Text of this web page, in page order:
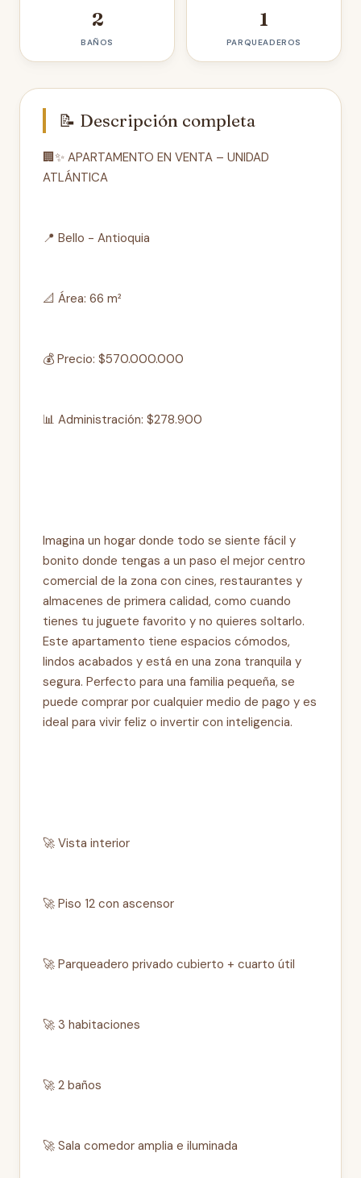
2
BAÑOS
1
PARQUEADEROS
📝 Descripción completa
🏢✨ APARTAMENTO EN VENTA – UNIDAD
ATLÁNTICA
📍 Bello - Antioquia
📐 Área: 66 m²
💰 Precio: $570.000.000
📊 Administración: $278.900
Imagina un hogar donde todo se siente fácil y
bonito donde tengas a un paso el mejor centro
comercial de la zona con cines, restaurantes y
almacenes de primera calidad, como cuando
tienes tu juguete favorito y no quieres soltarlo.
Este apartamento tiene espacios cómodos,
lindos acabados y está en una zona tranquila y
segura. Perfecto para una familia pequeña, se
puede comprar por cualquier medio de pago y es
ideal para vivir feliz o invertir con inteligencia.
🚀 Vista interior
🚀 Piso 12 con ascensor
🚀 Parqueadero privado cubierto + cuarto útil
🚀 3 habitaciones
🚀 2 baños
🚀 Sala comedor amplia e iluminada